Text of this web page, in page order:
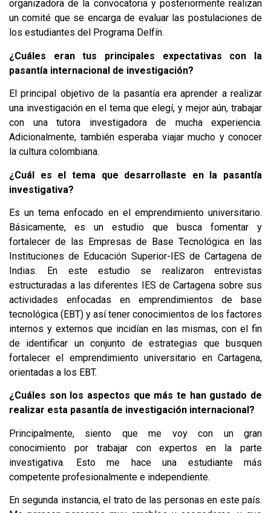
organizadora de la convocatoria y posteriormente realizan
un comité que se encarga de evaluar las postulaciones de
los estudiantes del Programa Delfín.
¿Cuáles eran tus principales expectativas con la
pasantía internacional de investigación?
El principal objetivo de la pasantía era aprender a realizar
una investigación en el tema que elegí, y mejor aún, trabajar
con una tutora investigadora de mucha experiencia.
Adicionalmente, también esperaba viajar mucho y conocer
la cultura colombiana.
¿Cuál es el tema que desarrollaste en la pasantía
investigativa?
Es un tema enfocado en el emprendimiento universitario.
Básicamente, es un estudio que busca fomentar y
fortalecer de las Empresas de Base Tecnológica en las
Instituciones de Educación Superior-IES de Cartagena de
Indias. En este estudio se realizaron entrevistas
estructuradas a las diferentes IES de Cartagena sobre sus
actividades enfocadas en emprendimientos de base
tecnológica (EBT) y así tener conocimientos de los factores
internos y externos que incidían en las mismas, con el fin
de identificar un conjunto de estrategias que busquen
fortalecer el emprendimiento universitario en Cartagena,
orientadas a los EBT.
¿Cuáles son los aspectos que más te han gustado de
realizar esta pasantía de investigación internacional?
Principalmente, siento que me voy con un gran
conocimiento por trabajar con expertos en la parte
investigativa. Esto me hace una estudiante más
competente profesionalmente e independiente.
En segunda instancia, el trato de las personas en este país.